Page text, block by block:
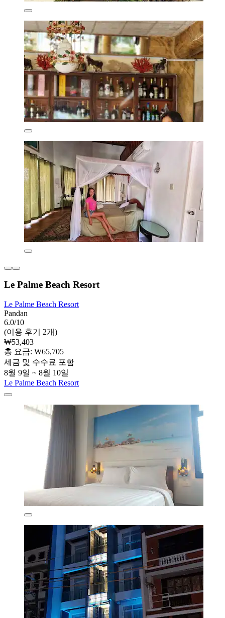
Le Palme Beach Resort
Le Palme Beach Resort
Pandan
6.0/10
(이용 후기 2개)
₩53,403
총 요금: ₩65,705
세금 및 수수료 포함
8월 9일 ~ 8월 10일
Le Palme Beach Resort